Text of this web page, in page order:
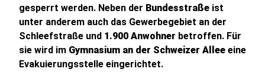
gesperrt werden. Neben der Bundesstraße ist
unter anderem auch das Gewerbegebiet an der
Schleefstraße und 1.900 Anwohner betroffen. Für
sie wird im Gymnasium an der Schweizer Allee eine
Evakuierungsstelle eingerichtet.